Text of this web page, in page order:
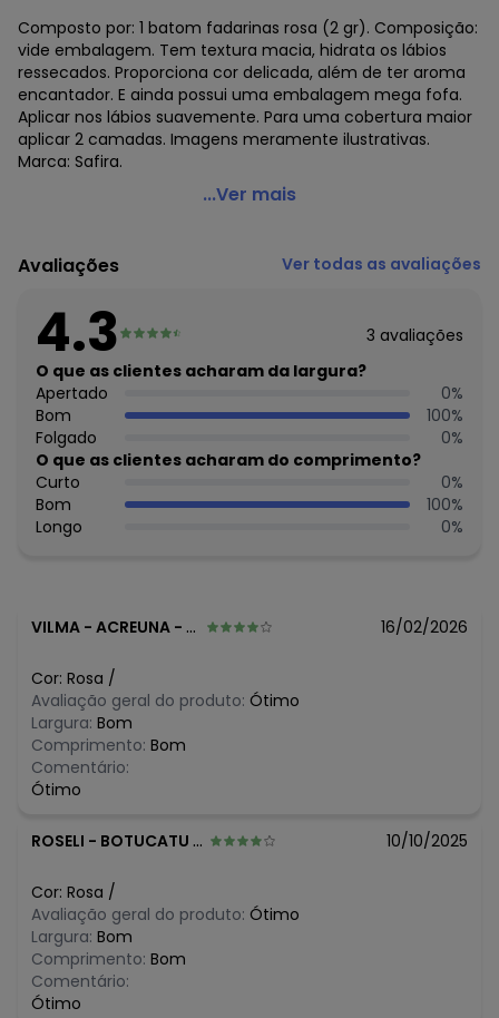
Composto por: 1 batom fadarinas rosa (2 gr). Composição:
vide embalagem. Tem textura macia, hidrata os lábios
ressecados. Proporciona cor delicada, além de ter aroma
encantador. E ainda possui uma embalagem mega fofa.
Aplicar nos lábios suavemente. Para uma cobertura maior
aplicar 2 camadas. Imagens meramente ilustrativas.
Marca: Safira.
Safira - Batom Fadarinas Rosa 2 Gr
Composto por:
1 batom fadarinas rosa (2 gr).
Tem textura macia, hidrata os lábios ressecados.
Proporciona cor delicada, além de ter aroma encantador. E
ainda possui uma embalagem mega fofa. Aplicar nos
lábios suavemente. Para uma cobertura maior aplicar 2
camadas.
Imagens meramente ilustrativas.
Marca: Safira.
Histórico de preços
O preço apresentado abaixo é o menor oferecido em
junho/2026 N/D*
abril/2026
março/2026
fevereiro/2026
...Ver mais
Avaliações Ver todas as avaliações
4.3 3 avaliações
O que as clientes acharam da largura?
Apertado
0%
Bom
100%
Folgado
0%
O que as clientes acharam do comprimento?
Curto
0%
Bom
100%
Longo
0%
VILMA - ACREUNA - GO 16/02/2026
Cor: Rosa /
Avaliação geral do produto: Ótimo
Largura: Bom
Comprimento: Bom
Comentário:
Ótimo
ROSELI - BOTUCATU - SP 10/10/2025
Cor: Rosa /
Avaliação geral do produto: Ótimo
Largura: Bom
Comprimento: Bom
Comentário:
Ótimo